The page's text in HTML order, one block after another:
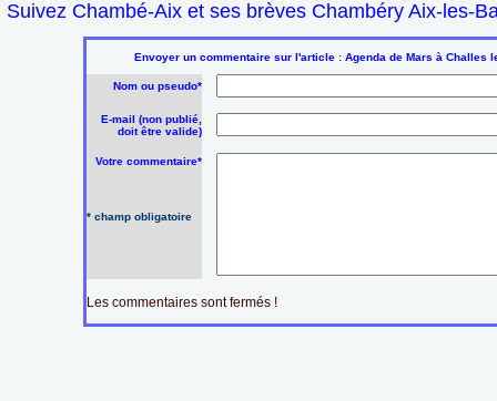
Suivez Chambé-Aix et ses brèves Chambéry Aix-les-
Envoyer un commentaire sur l'article : Agenda de Mars à Challes
Nom ou pseudo*
E-mail (non publié,
doit être valide)
Votre commentaire*
* champ obligatoire
Les commentaires sont fermés !